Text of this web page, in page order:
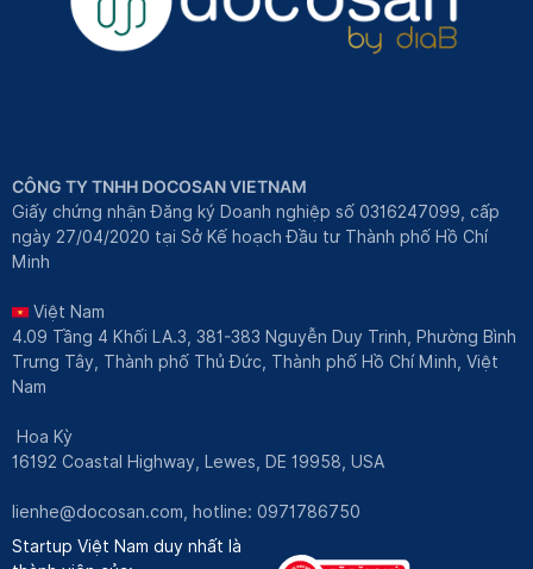
CÔNG TY TNHH DOCOSAN VIETNAM
Giấy chứng nhận Đăng ký Doanh nghiệp số 0316247099, cấp
ngày 27/04/2020 tại Sở Kế hoạch Đầu tư Thành phố Hồ Chí
Minh
Việt Nam
4.09 Tầng 4 Khối LA.3, 381-383 Nguyễn Duy Trinh, Phường Bình
Trưng Tây, Thành phố Thủ Đức, Thành phố Hồ Chí Minh, Việt
Nam
Hoa Kỳ
16192 Coastal Highway, Lewes, DE 19958, USA
lienhe@docosan.com, hotline: 0971786750
Startup Việt Nam duy nhất là